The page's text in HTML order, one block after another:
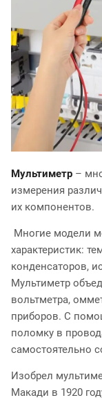
Мультиметр –
измерения
их компонентов.
Многие модели
характеристик:
конденсаторов,
Мультиметр
вольтметра,
приборов. С
поломку в
самостоятельно
Изобрел
Макади в 1920